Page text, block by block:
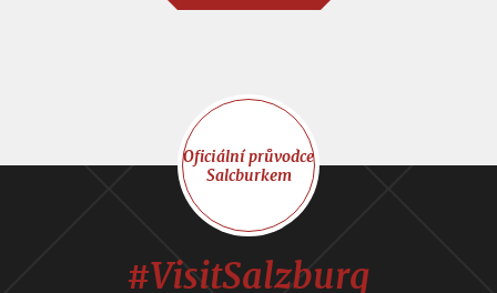
Oficiální průvodce
Salcburkem
#VisitSalzburg